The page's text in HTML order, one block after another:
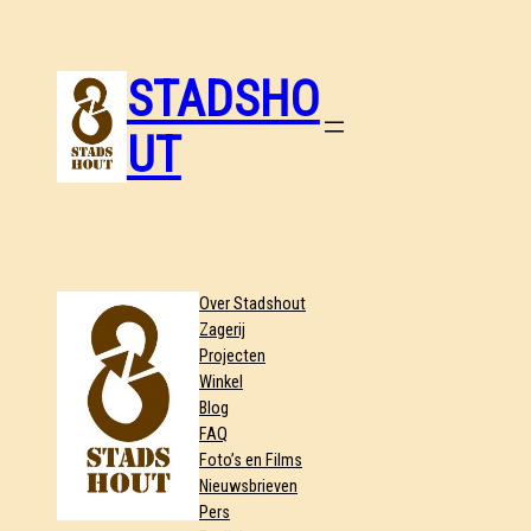
STADSHO
UT
Over Stadshout
Zagerij
Projecten
Winkel
Blog
FAQ
Foto’s en Films
Nieuwsbrieven
Pers